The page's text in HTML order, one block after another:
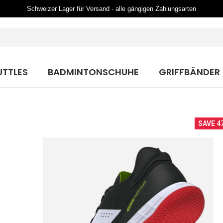
Schweizer Lager für Versand - alle gängigen Zahlungsarten
BADMINTONSCHUHE GRIFFBÄNDER
SAVE